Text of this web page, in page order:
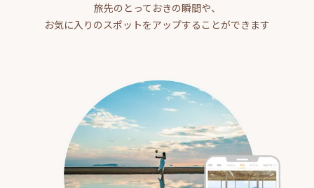
旅先のとっておきの瞬間や、
お気に入りのスポットをアップすることができます